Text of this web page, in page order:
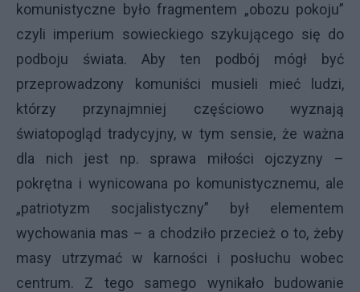
komunistyczne było fragmentem „obozu pokoju”
czyli imperium sowieckiego szykującego się do
podboju świata. Aby ten podbój mógł być
przeprowadzony komuniści musieli mieć ludzi,
którzy przynajmniej częściowo wyznają
światopogląd tradycyjny, w tym sensie, że ważna
dla nich jest np. sprawa miłości ojczyzny –
pokrętna i wynicowana po komunistycznemu, ale
„patriotyzm socjalistyczny” był elementem
wychowania mas – a chodziło przecież o to, żeby
masy utrzymać w karności i posłuchu wobec
centrum. Z tego samego wynikało budowanie